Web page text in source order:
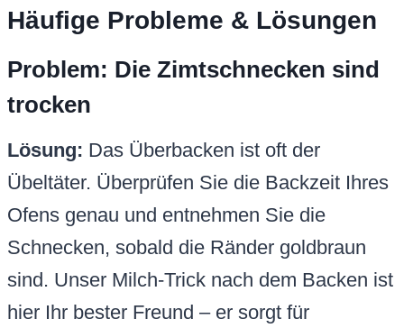
Häufige Probleme & Lösungen
Problem: Die Zimtschnecken sind
trocken
Lösung: Das Überbacken ist oft der
Übeltäter. Überprüfen Sie die Backzeit Ihres
Ofens genau und entnehmen Sie die
Schnecken, sobald die Ränder goldbraun
sind. Unser Milch-Trick nach dem Backen ist
hier Ihr bester Freund – er sorgt für